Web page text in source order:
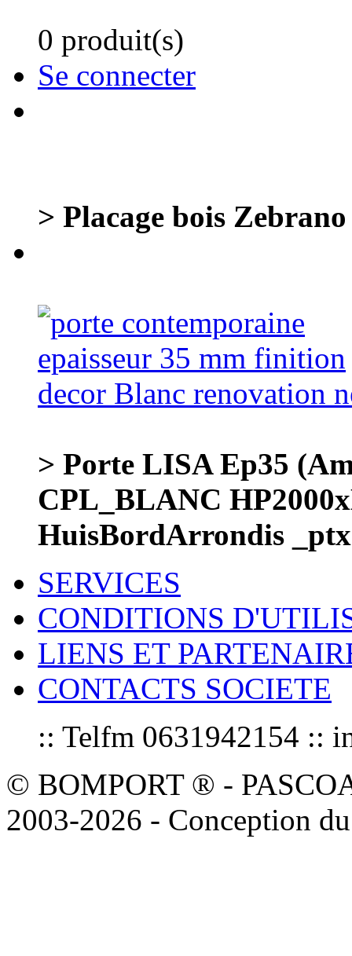
0 produit(s)
Se connecter
> Placage bois
> Porte LISA Ep35
CPL_BLANC
HuisBordArrondis _ptx
SERVICES
CONDITIONS
LIENS ET
CONTACTS SOCIETE
:: Telfm 0631942154 ::
© BOMPORT ® -
2003-2026 - Conception